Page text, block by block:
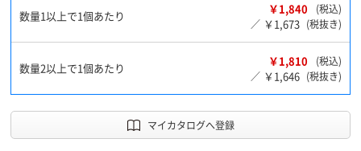
数量1以上で1個あたり ￥1,840
(税込)
／ ￥1,673 (税抜き)
数量2以上で1個あたり ￥1,810
(税込)
／ ￥1,646 (税抜き)
マイカタログへ登録